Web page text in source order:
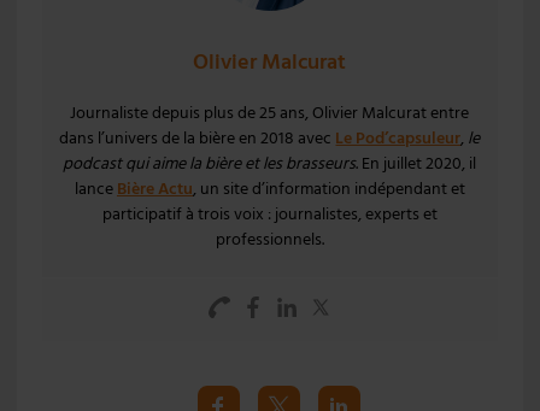
Olivier Malcurat
Journaliste depuis plus de 25 ans, Olivier Malcurat entre
dans l’univers de la bière en 2018 avec Le Pod’capsuleur, le
podcast qui aime la bière et les brasseurs. En juillet 2020, il
lance Bière Actu, un site d’information indépendant et
participatif à trois voix : journalistes, experts et
professionnels.